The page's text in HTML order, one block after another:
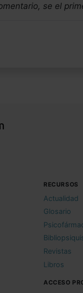
se el
RECURSOS
Actualidad
Glosario
Revistas
Libros
ACCESO